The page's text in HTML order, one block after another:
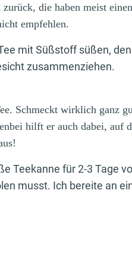
die haben meist
empfehlen.
mit Süßstoff süßen,
zusammenziehen.
Schmeckt wirklich ganz
hilft er auch dabei, auf
Teekanne für 2-3 Tage
musst. Ich bereite an